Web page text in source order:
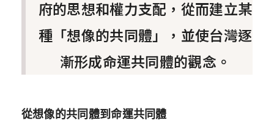
府的思想和權力支配，從而建立某
種「想像的共同體」，並使台灣逐
漸形成命運共同體的觀念。
從想像的共同體到命運共同體